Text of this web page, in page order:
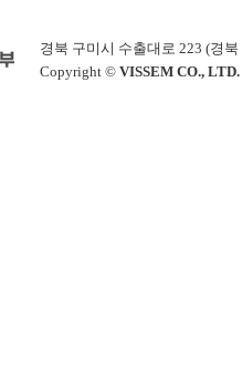
경북 구미시 수출대로 223 (경
Copyright © VISSEM CO., LTD.